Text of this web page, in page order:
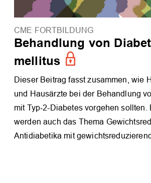
CME FORTBILDUNG
Behandlung von
mellitus
Dieser Beitrag fasst zusammen, wie
und Hausärzte bei der Behandlung
mit Typ-2-Diabetes vorgehen sollten.
werden auch das Thema
Antidiabetika mit